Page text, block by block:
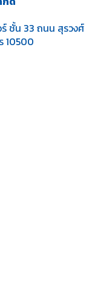
ร์ ชั้น 33 ถนน สุรวงศ์
10500